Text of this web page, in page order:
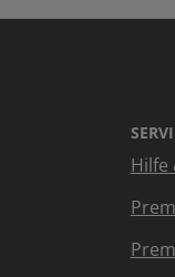
Hilfe